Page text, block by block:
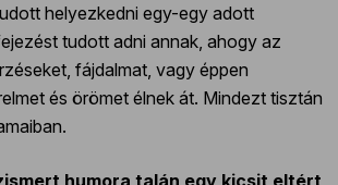
helyezkedni egy-egy adott
tudott adni annak, ahogy az
fájdalmat, vagy éppen
és örömet élnek át. Mindezt tisztán
humora talán egy kicsit eltért